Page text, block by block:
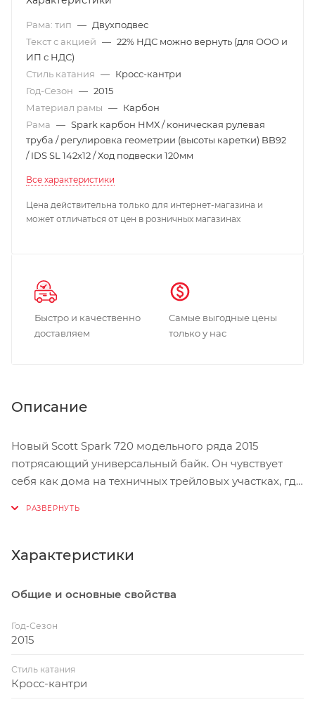
Рама: тип — Двухподвес
Текст с акцией — 22% НДС можно вернуть (для ООО и
ИП с НДС)
Стиль катания — Кросс-кантри
Год-Сезон — 2015
Материал рамы — Карбон
Рама — Spark карбон HMХ / коническая рулевая
труба / регулировка геометрии (высоты каретки) BB92
/ IDS SL 142x12 / Ход подвески 120мм
Все характеристики
Цена действительна только для интернет-магазина и
может отличаться от цен в розничных магазинах
Быстро и качественно
доставляем
Самые выгодные цены
только у нас
Описание
Новый Scott Spark 720 модельного ряда 2015
потрясающий универсальный байк. Он чувствует
себя как дома на техничных трейловых участках, где
Поверьте, с этим байком вам захочется испытать
зачастую сочетают в себе жесткие спуски с
элементами фрирайда. Spark 720 хорошо
вписывается в определение современного байка
1. Оптимизированная геометрия
Характеристики
Общие и основные свойства
Год-Сезон
2015
Стиль катания
Кросс-кантри